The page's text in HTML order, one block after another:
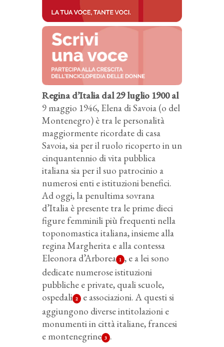
Regina d’Italia dal 29 luglio 1900 al
9 maggio 1946, Elena di Savoia (o del
Montenegro) è tra le personalità
maggiormente ricordate di casa
Savoia, sia per il ruolo ricoperto in un
cinquantennio di vita pubblica
italiana sia per il suo patrocinio a
numerosi enti e istituzioni benefici.
Ad oggi, la penultima sovrana
d’Italia è presente tra le prime dieci
figure femminili più frequenti nella
toponomastica italiana, insieme alla
regina Margherita e alla contessa
Eleonora d’Arborea 1 , e a lei sono
dedicate numerose istituzioni
pubbliche e private, quali scuole,
ospedali 2
e associazioni. A questi si
aggiungono diverse intitolazioni e
monumenti in città italiane, francesi
e montenegrine 3 .